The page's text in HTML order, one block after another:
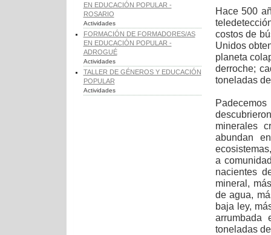
EN EDUCACIÓN POPULAR -
ROSARIO
Actividades
FORMACIÓN DE FORMADORES/AS
EN EDUCACIÓN POPULAR -
ADROGUÉ
Actividades
TALLER DE GÉNEROS Y EDUCACIÓN
POPULAR
Actividades
Hace 500
costos de
Unidos
planeta
derroche;
toneladas
minerales
abundan
a
nacientes
mineral,
de agua,
baja ley,
toneladas